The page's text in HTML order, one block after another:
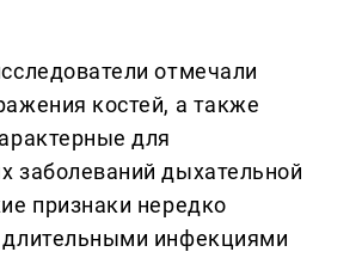
отмечали
костей, а также
для
заболеваний дыхательной
признаки нередко
инфекциями